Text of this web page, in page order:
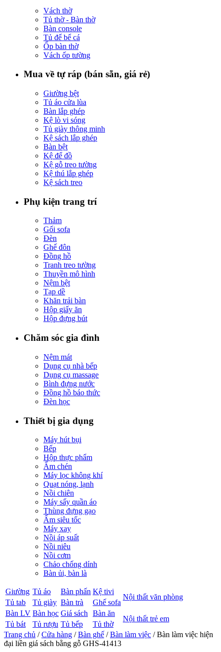
Vách thờ
Tủ thờ - Bàn thờ
Bàn console
Tủ để bể cá
Ốp bàn thờ
Vách ốp tường
Mua về tự ráp (bán sẵn, giá rẻ)
Giường bệt
Tủ áo cửa lùa
Bàn lắp ghép
Kệ lò vi sóng
Tủ giày thông minh
Kệ sách lắp ghép
Bàn bệt
Kệ để đồ
Kệ gỗ treo tường
Kệ thú lắp ghép
Kệ sách treo
Phụ kiện trang trí
Thảm
Gối sofa
Đèn
Ghế đôn
Đồng hồ
Tranh treo tường
Thuyền mô hình
Nệm bệt
Tạp dề
Khăn trải bàn
Hộp giấy ăn
Hộp đựng bút
Chăm sóc gia đình
Nệm mát
Dụng cụ nhà bếp
Dụng cụ massage
Bình đựng nước
Đồng hồ báo thức
Đèn học
Thiết bị gia dụng
Máy hút bụi
Bếp
Hộp thực phẩm
Ấm chén
Máy lọc không khí
Quạt nóng, lạnh
Nồi chiên
Máy sấy quần áo
Thùng đựng gạo
Ấm siêu tốc
Máy xay
Nồi áp suất
Nồi niêu
Nồi cơm
Chảo chống dính
Bàn ủi, bàn là
Giường Tủ áo Bàn phấn Kệ tivi
Nội thất văn phòng
Tủ tab Tủ giày Bàn trà
Ghế sofa
Bàn LV Bàn học Giá sách Bàn ăn
Nội thất trẻ em
Tủ bát Tủ rượu Tủ bếp
Tủ thờ
Trang chủ /Cửa hàng /Bàn ghế /Bàn làm việc / Bàn làm việc hiện
đại liền giá sách bằng gỗ GHS-41413